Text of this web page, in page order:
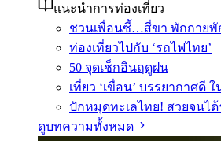
แนะนำการท่องเที่ยว
ชวนเพื่อนซี้…สี่ขา พักกายพั
ท่องเที่ยวไปกับ ‘รถไฟไทย’
50 จุดเช็กอินฤดูฝน
เที่ยว ‘เขื่อน’ บรรยากาศดี
ปักหมุดทะเลไทย! สวยจนไ
ดูบทความทั้งหมด